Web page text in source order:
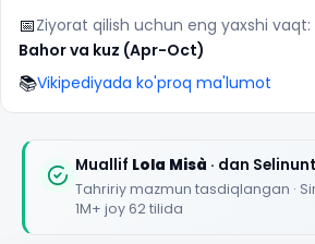
📅Ziyorat qilish uchun eng yaxshi vaqt:
Bahor va kuz (Apr-Oct)
📚Vikipediyada ko'proq ma'lumot
Muallif Lola Misà · dan
Tahririy mazmun tasdiqlangan ·
1M+ joy 62 tilida
★★★★★